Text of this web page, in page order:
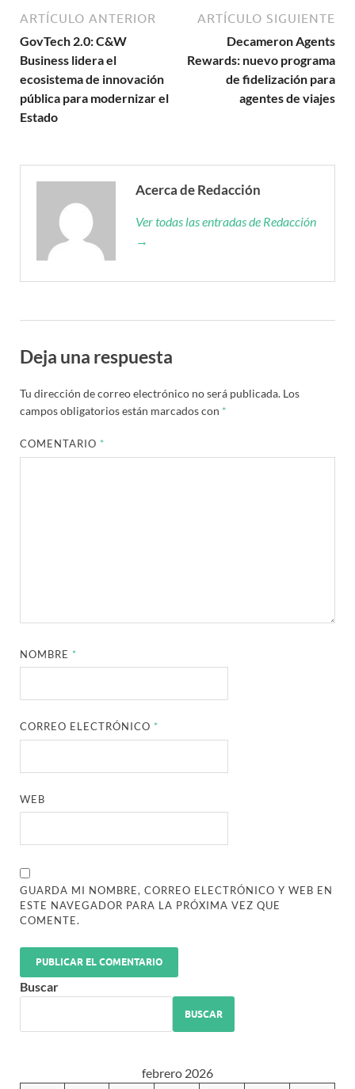
ARTÍCULO ANTERIOR
GovTech 2.0: C&W
Business lidera el
ecosistema de innovación
pública para modernizar el
Estado
ARTÍCULO SIGUIENTE
Decameron Agents
Rewards: nuevo programa
de fidelización para
agentes de viajes
Acerca de Redacción
Ver todas las entradas de Redacción
→
Deja una respuesta
Tu dirección de correo electrónico no será publicada. Los
campos obligatorios están marcados con *
COMENTARIO *
NOMBRE *
CORREO ELECTRÓNICO *
WEB
GUARDA MI NOMBRE, CORREO ELECTRÓNICO Y WEB EN
ESTE NAVEGADOR PARA LA PRÓXIMA VEZ QUE
COMENTE.
Buscar
BUSCAR
febrero 2026